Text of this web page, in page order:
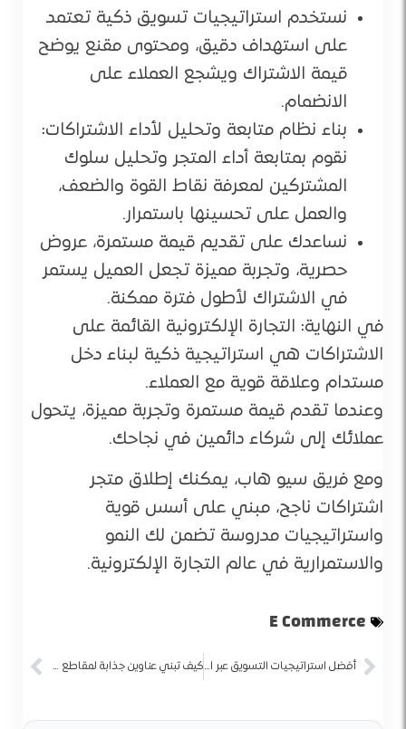
نستخدم استراتيجيات تسويق ذكية تعتمد
على استهداف دقيق، ومحتوى مقنع يوضح
قيمة الاشتراك ويشجع العملاء على
الانضمام.
بناء نظام متابعة وتحليل لأداء الاشتراكات:
نقوم بمتابعة أداء المتجر وتحليل سلوك
المشتركين لمعرفة نقاط القوة والضعف،
والعمل على تحسينها باستمرار.
نساعدك على تقديم قيمة مستمرة، عروض
حصرية، وتجربة مميزة تجعل العميل يستمر
في الاشتراك لأطول فترة ممكنة.
في النهاية: التجارة الإلكترونية القائمة على
الاشتراكات هي استراتيجية ذكية لبناء دخل
مستدام وعلاقة قوية مع العملاء.
وعندما تقدم قيمة مستمرة وتجربة مميزة، يتحول
عملائك إلى شركاء دائمين في نجاحك.
ومع فريق سيو هاب، يمكنك إطلاق متجر
اشتراكات ناجح، مبني على أسس قوية
واستراتيجيات مدروسة تضمن لك النمو
والاستمرارية في عالم التجارة الإلكترونية.
E Commerce
أفضل استراتيجيات التسويق عبر البريد الإلكتروني كيف تبني عناوين جذابة لمقاطع الفيديو لتحسين سيو اليوتيوب (SEO)